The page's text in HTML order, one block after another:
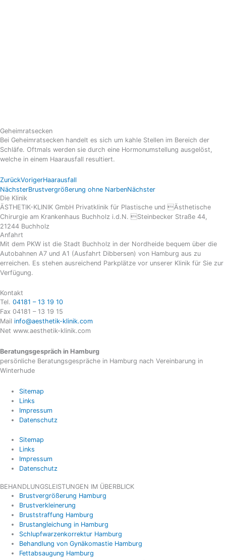
Geheimratsecken
Bei Geheimratsecken handelt es sich um kahle Stellen im Bereich der
Schläfe. Oftmals werden sie durch eine Hormonumstellung ausgelöst,
welche in einem Haarausfall resultiert.
ZurückVorigerHaarausfall
NächsterBrustvergrößerung ohne NarbenNächster
Die Klinik
ÄSTHETIK-KLINIK GmbH Privatklinik für Plastische und Ästhetische
Chirurgie am Krankenhaus Buchholz i.d.N. Steinbecker Straße 44,
21244 Buchholz
Anfahrt
Mit dem PKW ist die Stadt Buchholz in der Nordheide bequem über die
Autobahnen A7 und A1 (Ausfahrt Dibbersen) von Hamburg aus zu
erreichen. Es stehen ausreichend Parkplätze vor unserer Klinik für Sie zur
Verfügung.
Kontakt
Tel. 04181 – 13 19 10
Fax 04181 – 13 19 15
Mail info@aesthetik-klinik.com
Net www.aesthetik-klinik.com
Beratungsgespräch in Hamburg
persönliche Beratungsgespräche in Hamburg nach Vereinbarung in
Winterhude
Sitemap
Links
Impressum
Datenschutz
Sitemap
Links
Impressum
Datenschutz
BEHANDLUNGSLEISTUNGEN IM ÜBERBLICK
Brustvergrößerung Hamburg
Brustverkleinerung
Bruststraffung Hamburg
Brustangleichung in Hamburg
Schlupfwarzenkorrektur Hamburg
Behandlung von Gynäkomastie Hamburg
Fettabsaugung Hamburg